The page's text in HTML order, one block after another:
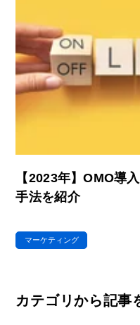
【2023年】OMO導
手法を紹介
マーケティング
カテゴリから記事